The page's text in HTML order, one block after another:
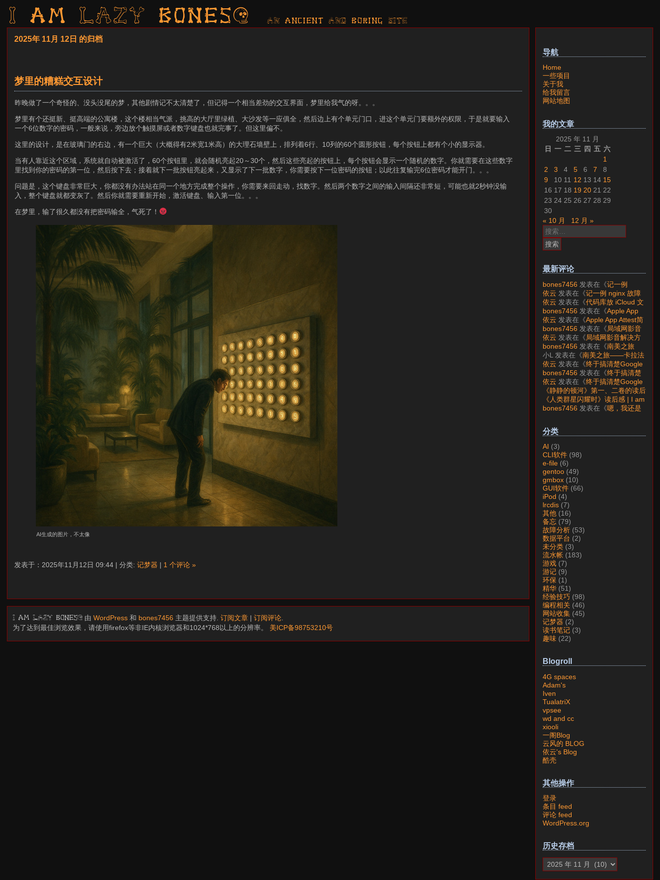
I am LAZY bones? AN ancient AND boring SITE
2025年 11月 12日 的归档
梦里的糟糕交互设计
昨晚做了一个奇怪的、没头没尾的梦，其他剧情记不太清楚了，但记得一个相当差劲的交互界面，梦里给我气的呀。。。
梦里有个还挺新、挺高端的公寓楼，这个楼相当气派，挑高的大厅里绿植、大沙发等一应俱全，然后边上有个单元门口，进这个单元门要额外的权限，于是就要输入
一个6位数字的密码，一般来说，旁边放个触摸屏或者数字键盘也就完事了。但这里偏不。
这里的设计，是在玻璃门的右边，有一个巨大（大概得有2米宽1米高）的大理石墙壁上，排列着6行、10列的60个圆形按钮，每个按钮上都有个小的显示器。
当有人靠近这个区域，系统就自动被激活了，60个按钮里，就会随机亮起20～30个，然后这些亮起的按钮上，每个按钮会显示一个随机的数字。你就需要在这些数字
里找到你的密码的第一位，然后按下去；接着就下一批按钮亮起来，又显示了下一批数字，你需要按下一位密码的按钮；以此往复输完6位密码才能开门。。。
问题是，这个键盘非常巨大，你都没有办法站在同一个地方完成整个操作，你需要来回走动，找数字。然后两个数字之间的输入间隔还非常短，可能也就2秒钟没输
入，整个键盘就都变灰了。然后你就需要重新开始，激活键盘、输入第一位。。。
在梦里，输了很久都没有把密码输全，气死了！
AI生成的图片，不太像
发表于：2025年11月12日 09:44 | 分类: 记梦器 | 1 个评论 »
I am LAZY bones? 由WordPress 和 bones7456 主题提供支持.订阅文章 |订阅评论
为了达到最佳浏览效果，请使用firefox等非IE内核浏览器和1024*768以上的分辨率。 美ICP备98753210号
导航
Home
一些项目
关于我
给我留言
网站地图
我的文章
2025 年 11 月
日 一 二 三 四 五 六
1
2
3 4 5 6 7
8
9
10 11 12 13 14 15
16 17 18 19 20 21 22
23 24 25 26 27 28 29
30
« 10 月
12 月 »
搜
索：
最新评论
bones7456 发表在《记一例
nginx 故障分析》
依云 发表在《记一例 nginx 故障
分析 》
依云 发表在《代码库放 iCloud 文
件夹会怎样？》
bones7456 发表在《Apple App
Attest简介》
依云 发表在《Apple App Attest简
介》
bones7456 发表在《局域网影音
解决方案——Jellyfin》
依云 发表在《局域网影音解决方
案——Jellyfin》
bones7456 发表在《南美之旅
——卡拉法特看莫雷诺大冰川》
小L 发表在《南美之旅——卡拉法
特看莫雷诺大冰川》
依云 发表在《终于搞清楚Google
账号的所属国家的逻辑了》
bones7456 发表在《终于搞清楚
Google账号的所属国家的逻辑
了》
依云 发表在《终于搞清楚Google
账号的所属国家的逻辑了》
《静静的顿河》第一、二卷的读后
感 | I am LAZY bones?发表在
《《人类群星闪耀时》读后感》
《人类群星闪耀时》读后感 | I am
LAZY bones?发表在《
《显微镜
bones7456 发表在《嗯，我还是
分类
AI (3)
CLI软件 (98)
e-file (6)
gentoo (49)
gmbox (10)
GUI软件 (66)
iPod (4)
lrcdis (7)
其他 (16)
备忘 (79)
故障分析 (53)
数据平台 (2)
未分类 (3)
流水帐 (183)
游戏 (7)
游记 (9)
环保 (1)
精华 (51)
经验技巧 (98)
编程相关 (46)
网站收集 (45)
记梦器 (2)
读书笔记 (3)
趣味 (22)
Blogroll
4G spaces
Adam's
Iven
TualatriX
vpsee
wd and cc
xiooli
一阁Blog
云风的 BLOG
依云's Blog
酷壳
其他操作
登录
条目 feed
评论 feed
WordPress.org
历史存档